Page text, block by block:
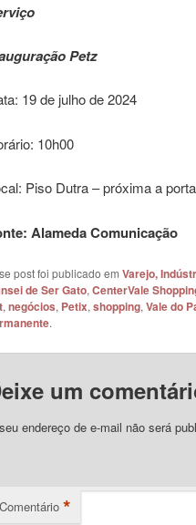
Petz
19 de julho de 2024
10h00
Piso Dutra – próxima a
Alameda Comunicação
post foi publicado em Varejo,
de Ser Gato, CenterVale
, negócios, Petix, shopping, Vale do
.
um
endereço de e-mail não será
Comentário *